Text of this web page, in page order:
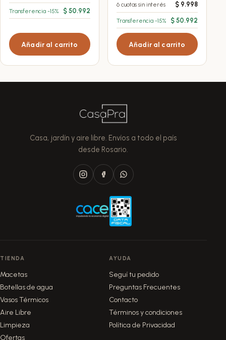
Transferencia -15% $ 50.992
Añadir al carrito
6 cuotas sin interés $9.998
Transferencia -15% $50.992
Añadir al carrito
Casa, jardín y aire libre. Envíos a todo el país
desde Rosario.
TIENDA
Macetas
Botellas de agua
Vasos Térmicos
Aire Libre
Limpieza
Ofertas
AYUDA
Seguí tu pedido
Preguntas Frecuentes
Contacto
Términos y condiciones
Política de Privacidad